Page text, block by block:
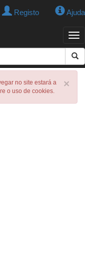
Registo Ajuda
×
no site estará a
o uso de cookies.